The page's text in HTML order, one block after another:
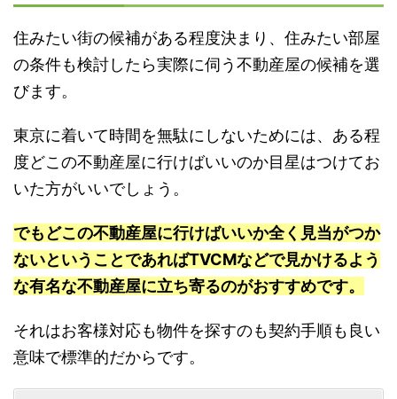
住みたい街の候補がある程度決まり、住みたい部屋
の条件も検討したら実際に伺う不動産屋の候補を選
びます。
東京に着いて時間を無駄にしないためには、ある程
度どこの不動産屋に行けばいいのか目星はつけてお
いた方がいいでしょう。
でもどこの不動産屋に行けばいいか全く見当がつか
ないということであればTVCMなどで見かけるよう
な有名な不動産屋に立ち寄るのがおすすめです。
それはお客様対応も物件を探すのも契約手順も良い
意味で標準的だからです。